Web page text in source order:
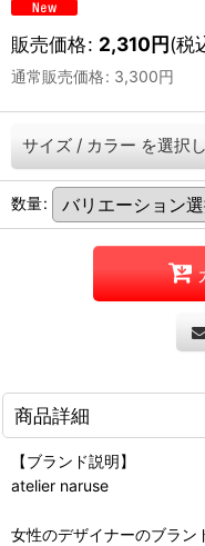
販売価格: 2,310円(税
通常販売価格: 3,300円
サイズ / カラー を選択
数量:
商品詳細
【ブランド説明】
atelier naruse
女性のデザイナーのブラン